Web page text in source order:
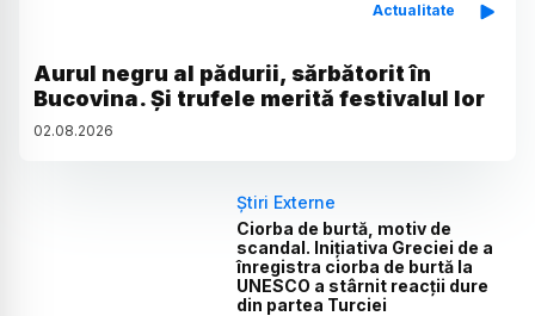
Actualitate
Aurul negru al pădurii, sărbătorit în
Bucovina. Și trufele merită festivalul lor
02.08.2026
Știri Externe
Ciorba de burtă, motiv de
scandal. Inițiativa Greciei de a
înregistra ciorba de burtă la
UNESCO a stârnit reacții dure
din partea Turciei